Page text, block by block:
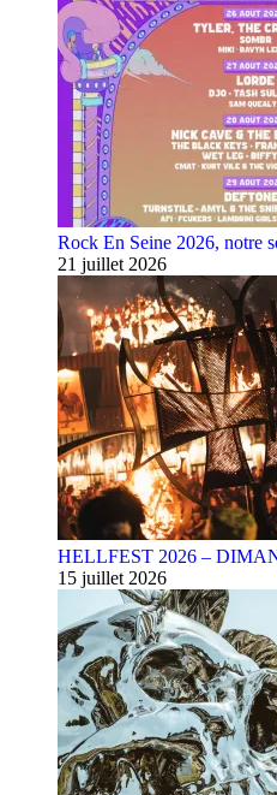
Rock En Seine 2026, notre
21 juillet 2026
HELLFEST 2026 –
15 juillet 2026